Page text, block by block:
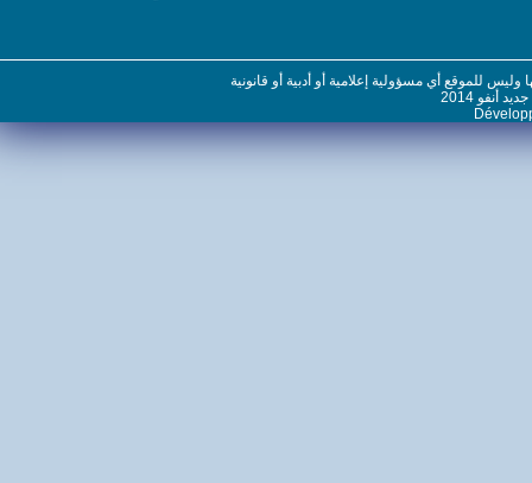
للموقع أي مسؤولية إعلامية أو أدبية أو قانونية
2014